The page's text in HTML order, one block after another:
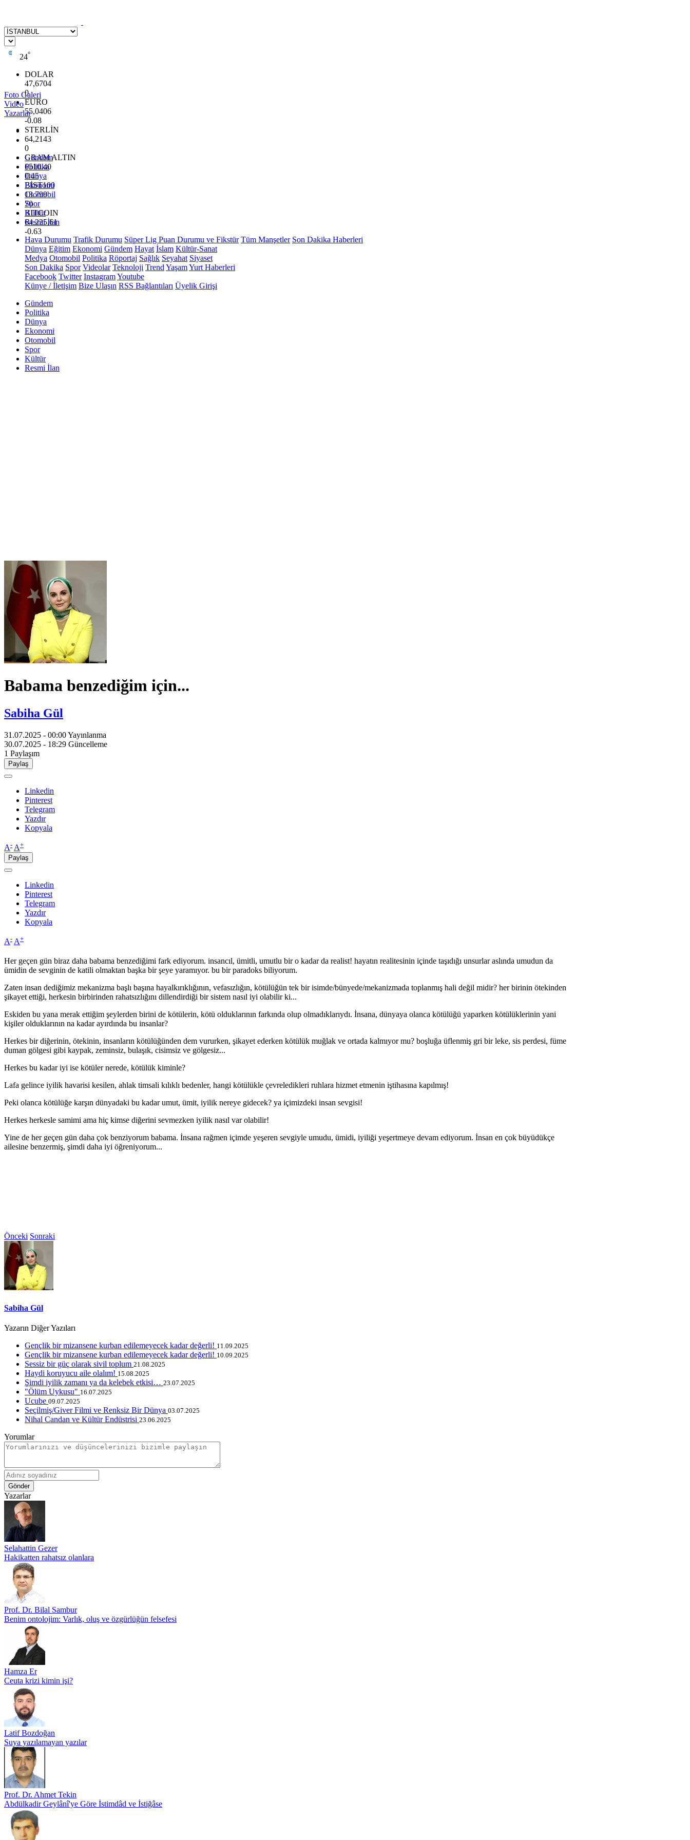
24°
DOLAR
47,6704
0
EURO
55,0406
-0.08
STERLİN
64,2143
0
GRAM ALTIN
6510.40
0.45
BİST100
13.799
70
BITCOIN
64.225,61
-0.63
Foto Galeri
Video
Yazarlar
Gündem
Politika
Dünya
Ekonomi
Otomobil
Spor
Kültür
Resmi İlan
Hava Durumu Trafik Durumu Süper Lig Puan Durumu ve Fikstür Tüm Manşetler Son Dakika Haberleri
Dünya Eğitim Ekonomi Gündem Hayat İslam Kültür-Sanat
Medya Otomobil Politika Röportaj Sağlık Seyahat Siyaset
Son Dakika Spor Videolar Teknoloji Trend YaşamYurt Haberleri
Facebook Twitter InstagramYoutube
Künye / İletişim Bize Ulaşın RSS Bağlantıları Üyelik Girişi
Gündem
Politika
Dünya
Ekonomi
Otomobil
Spor
Kültür
Resmi İlan
Babama benzediğim için...
Sabiha Gül
31.07.2025 - 00:00Yayınlanma
30.07.2025 - 18:29 Güncelleme
1 Paylaşım
Paylaş
Linkedin
Pinterest
Telegram
Yazdır
Kopyala
A- A+
Paylaş
Linkedin
Pinterest
Telegram
Yazdır
Kopyala
A- A+
Her geçen gün biraz daha babama benzediğimi fark ediyorum. insancıl, ümitli, umutlu bir o kadar da realist! hayatın realitesinin içinde taşıdığı unsurlar aslında umudun da
ümidin de sevginin de katili olmaktan başka bir şeye yaramıyor. bu bir paradoks biliyorum.
Zaten insan dediğimiz mekanizma başlı başına hayalkırıklığının, vefasızlığın, kötülüğün tek bir isimde/bünyede/mekanizmada toplanmış hali değil midir? her birinin ötekinden
şikayet ettiği, herkesin birbirinden rahatsızlığını dillendirdiği bir sistem nasıl iyi olabilir ki...
Eskiden bu yana merak ettiğim şeylerden birini de kötülerin, kötü olduklarının farkında olup olmadıklarıydı. İnsana, dünyaya olanca kötülüğü yaparken kötülüklerinin yani
kişiler olduklarının na kadar ayırdında bu insanlar?
Herkes bir diğerinin, ötekinin, insanların kötülüğünden dem vururken, şikayet ederken kötülük muğlak ve ortada kalmıyor mu? boşluğa üflenmiş gri bir leke, sis perdesi, füme
duman gölgesi gibi kaypak, zeminsiz, bulaşık, cisimsiz ve gölgesiz...
Herkes bu kadar iyi ise kötüler nerede, kötülük kiminle?
Lafa gelince iyilik havarisi kesilen, ahlak timsali kılıklı bedenler, hangi kötülükle çevreledikleri ruhlara hizmet etmenin iştihasına kapılmış!
Peki olanca kötülüğe karşın dünyadaki bu kadar umut, ümit, iyilik nereye gidecek? ya içimizdeki insan sevgisi!
Herkes herkesle samimi ama hiç kimse diğerini sevmezken iyilik nasıl var olabilir!
Yine de her geçen gün daha çok benziyorum babama. İnsana rağmen içimde yeşeren sevgiyle umudu, ümidi, iyiliği yeşertmeye devam ediyorum. İnsan en çok büyüdükçe
ailesine benzermiş, şimdi daha iyi öğreniyorum...
Önceki Sonraki
Sabiha Gül
Yazarın Diğer Yazıları
Gençlik bir mizansene kurban edilemeyecek kadar değerli! 11.09.2025
Gençlik bir mizansene kurban edilemeyecek kadar değerli! 10.09.2025
Sessiz bir güç olarak sivil toplum 21.08.2025
Haydi koruyucu aile olalım! 15.08.2025
Şimdi iyilik zamanı ya da kelebek etkisi… 23.07.2025
"Ölüm Uykusu" 16.07.2025
Ucube 09.07.2025
Seçilmiş/Giver Filmi ve Renksiz Bir Dünya 03.07.2025
Nihal Candan ve Kültür Endüstrisi 23.06.2025
Yorumlar
Gönder
Yazarlar
Selahattin Gezer
Hakikatten rahatsız olanlara
Prof. Dr. Bilal Sambur
Benim ontolojim: Varlık, oluş ve özgürlüğün felsefesi
Hamza Er
Ceuta krizi kimin işi?
Latif Bozdoğan
Suya yazılamayan yazılar
Prof. Dr. Ahmet Tekin
Abdülkadir Geylânî'ye Göre İstimdâd ve İstiğâse